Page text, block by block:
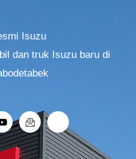
Isuzu
dan truk Isuzu baru di
Y
o
u
t
I
c
o
n
i
-
r